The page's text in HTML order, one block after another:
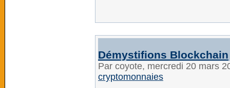
Démystifions Blockchain
Par coyote, mercredi 20 mars
cryptomonnaies